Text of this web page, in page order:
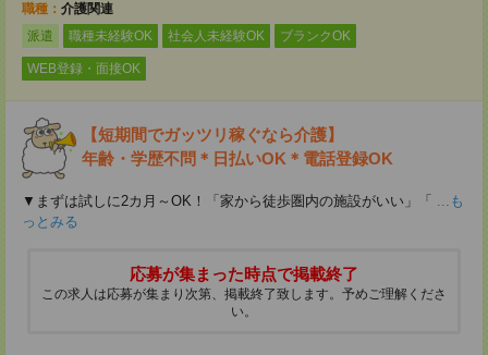
職種： 介護関連
派遣
職種未経験OK 社会人未経験OK ブランクOK
WEB登録・面接OK
【短期間でガッツリ稼ぐなら介護】
年齢・学歴不問＊日払いOK＊電話登録OK
▼まずは試しに2カ月～OK！「家から徒歩圏内の施設がいい」「 ...も
っとみる
応募が集まった時点で掲載終了
この求人は応募が集まり次第、掲載終了致します。予めご理解くださ
い。